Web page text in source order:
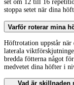
set om 12 till 16
stoppa setet när dina
Varför roterar mina
Höftrotation uppstår
laterala
bredda fötterna något
medvetet dina höfter i
Vad är skillnaden